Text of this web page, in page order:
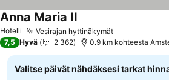
Hotelli Vesirajan hyttinäkymätKatso hinnat
Anna Maria II
7,5 Hyvä 2 362 0.9 km kohteesta
Valitse päivät nähdäksesi tarkat